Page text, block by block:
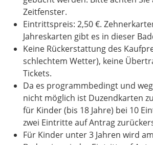
Zeitfenster.
Eintrittspreis: 2,50 €.
Jahreskarten gibt es in dieser
Keine Rückerstattung des
schlechtem Wetter), keine
Tickets.
Da es programmbedingt und
nicht möglich ist Duzendkarten
für Kinder (bis 18 Jahre) bei 10
zwei Eintritte auf Antrag
Für Kinder unter 3 Jahren wird